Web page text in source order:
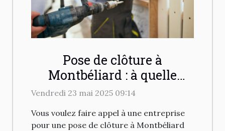
Pose de clôture à
Montbéliard : à quelle
entreprise faire appel ?
Vendredi 23 mai 2025 09:14
Vous voulez faire appel à une entreprise
pour une pose de clôture à Montbéliard